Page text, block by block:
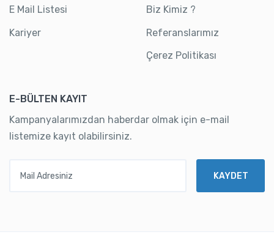
E Mail Listesi
Kariyer
Biz Kimiz ?
Referanslarımız
Çerez Politikası
E-BÜLTEN KAYIT
Kampanyalarımızdan haberdar olmak için e-mail
listemize kayıt olabilirsiniz.
KAYDET